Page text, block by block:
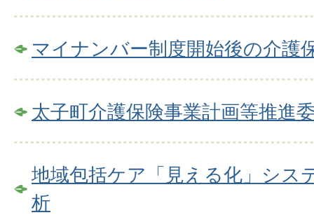
マイナンバー制度開始後の介護
太子町介護保険事業計画等推進
地域包括ケア「見える化」シス
析